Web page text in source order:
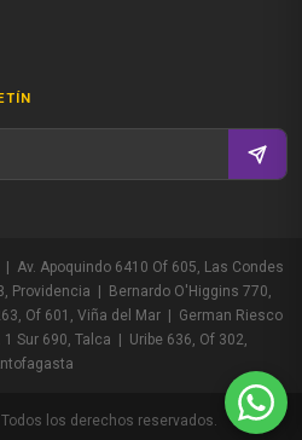
Av. Apoquindo 6410 Of 605, Las Condes
Providencia | Bernardo O'Higgins 770,
Of 601, Viña del Mar | German Riesco
Sur 690, Talca | Uribe 636, Of 302,
los derechos reservados.